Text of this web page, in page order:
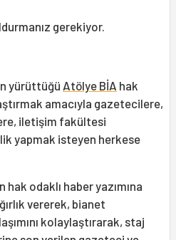
gerekiyor.
yürüttüğü Atölye BİA hak
amacıyla gazetecilere,
iletişim fakültesi
yapmak isteyen herkese
hak odaklı haber yazımına
vererek, bianet
kolaylaştırarak, staj